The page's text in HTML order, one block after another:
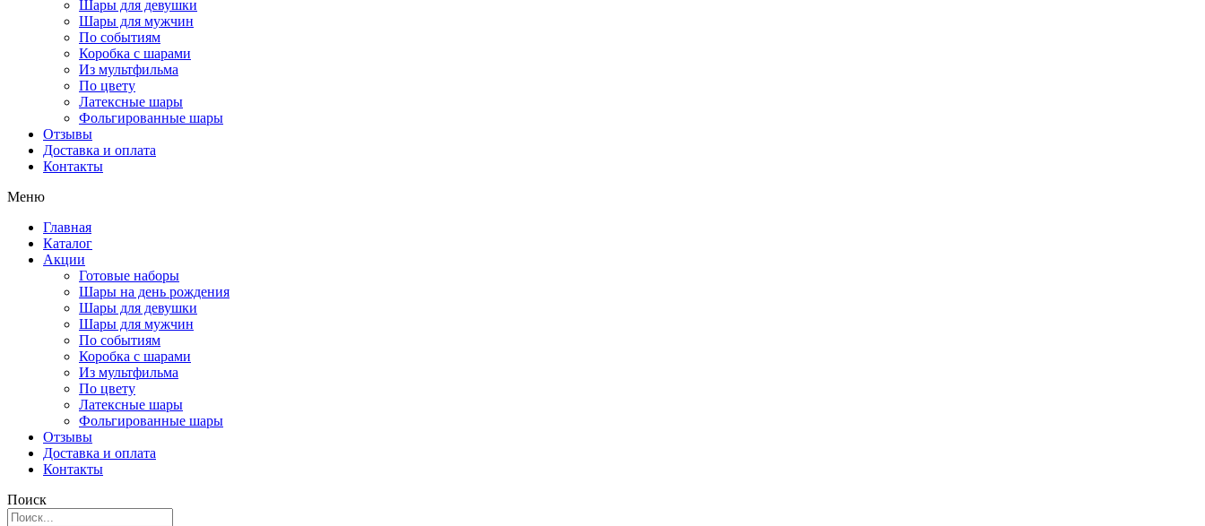
Шары для девушки
Шары для мужчин
По событиям
Коробка с шарами
Из мультфильма
По цвету
Латексные шары
Фольгированные шары
Отзывы
Доставка и оплата
Контакты
Меню
Главная
Каталог
Акции
Готовые наборы
Шары на день рождения
Шары для девушки
Шары для мужчин
По событиям
Коробка с шарами
Из мультфильма
По цвету
Латексные шары
Фольгированные шары
Отзывы
Доставка и оплата
Контакты
Поиск